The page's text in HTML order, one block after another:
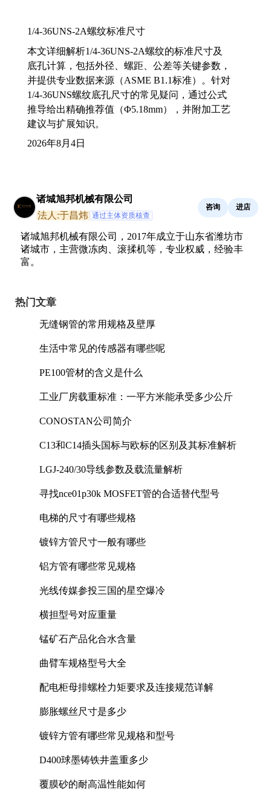
1/4-36UNS-2A螺纹标准尺寸
本文详细解析1/4-36UNS-2A螺纹的标准尺寸及
底孔计算，包括外径、螺距、公差等关键参数，
并提供专业数据来源（ASME B1.1标准）。针对
1/4-36UNS螺纹底孔尺寸的常见疑问，通过公式
推导给出精确推荐值（Φ5.18mm），并附加工艺
建议与扩展知识。
2026年8月4日
诸城旭邦机械有限公司
法人:于昌炜 通过主体资质核查
咨询 进店
诸城旭邦机械有限公司，2017年成立于山东省潍坊市
诸城市，主营微冻肉、滚揉机等，专业权威，经验丰
富。
热门文章
无缝钢管的常用规格及壁厚
生活中常见的传感器有哪些呢
PE100管材的含义是什么
工业厂房载重标准：一平方米能承受多少公斤
CONOSTAN公司简介
C13和C14插头国标与欧标的区别及其标准解析
LGJ-240/30导线参数及载流量解析
寻找nce01p30k MOSFET管的合适替代型号
电梯的尺寸有哪些规格
镀锌方管尺寸一般有哪些
铝方管有哪些常见规格
光线传媒参投三国的星空爆冷
横担型号对应重量
锰矿石产品化合水含量
曲臂车规格型号大全
配电柜母排螺栓力矩要求及连接规范详解
膨胀螺丝尺寸是多少
镀锌方管有哪些常见规格和型号
D400球墨铸铁井盖重多少
覆膜砂的耐高温性能如何